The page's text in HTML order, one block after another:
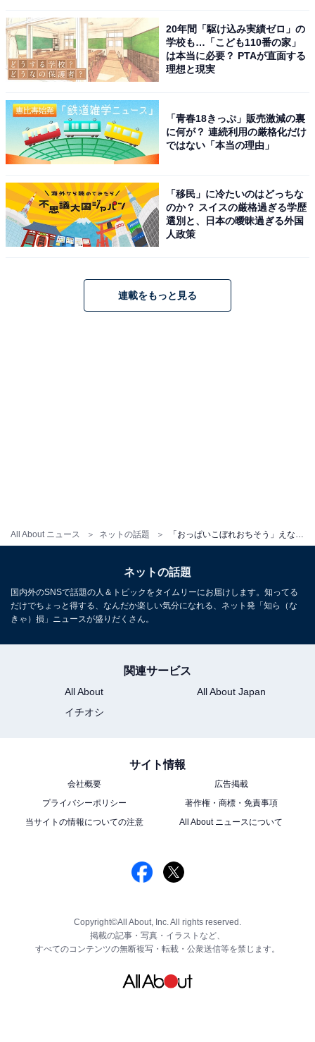
All About ニュース ネットの話題
20年間「駆け込み実績ゼロ」の
学校も…「こども110番の家」
は本当に必要？ PTAが直面する
理想と現実
「青春18きっぷ」販売激減の裏
に何が？ 連続利用の厳格化だけ
ではない「本当の理由」
「移民」に冷たいのはどっちな
のか？ スイスの厳格過ぎる学歴
選別と、日本の曖昧過ぎる外国
人政策
連載をもっと見る
ネットの話題
国内外のSNSで話題の人＆トピックをタイムリーにお届けします。知ってる
だけでちょっと得する、なんだか楽しい気分になれる、ネット発「知ら（な
きゃ）損」ニュースが盛りだくさん。
関連サービス
All About
All About Japan
イチオシ
サイト情報
会社概要
広告掲載
プライバシーポリシー
著作権・商標・免責事項
当サイトの情報についての注意
All About ニュースについて
Copyright©All About, Inc. All rights reserved.
掲載の記事・写真・イラストなど、
すべてのコンテンツの無断複写・転載・公衆送信等を禁じます。